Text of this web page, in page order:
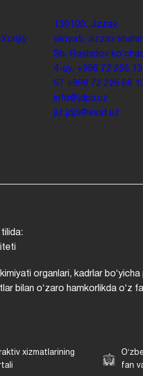
Xorijiy
130100. Jizzax
viloyati, Jizzax shahri,
Sh. Rashidov
4-uy. +998 72 226 13
57 +998 72 226 68
info@jdpu.uz
jiz.jdpi@exat.uz
organlari, kadrlar boʻyicha
bilan oʻzaro hamkorlikda oʻz
xizmatlarining
fan